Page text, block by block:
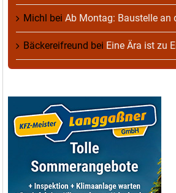
Michl bei Ab Montag: Baustelle an
Bäckereifreund bei Eine Ära ist zu